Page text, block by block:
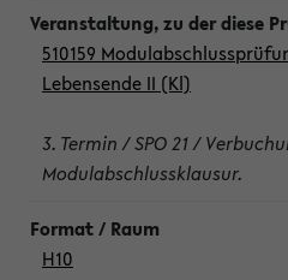
510159
Lebensende II (Kl)
3. Termin / SPO 21 /
Modulabschlussklausur.
H10